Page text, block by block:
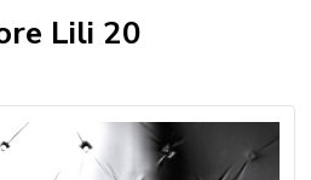
Lili 20